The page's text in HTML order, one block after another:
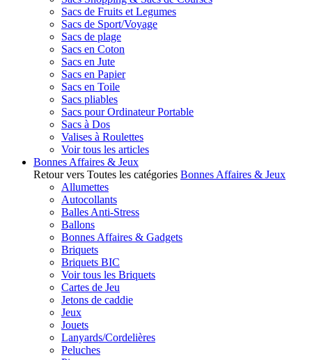
Sacs de Fruits et Legumes
Sacs de Sport/Voyage
Sacs de plage
Sacs en Coton
Sacs en Jute
Sacs en Papier
Sacs en Toile
Sacs pliables
Sacs pour Ordinateur Portable
Sacs à Dos
Valises à Roulettes
Voir tous les articles
Bonnes Affaires & Jeux
Retour vers Toutes les catégories Bonnes Affaires & Jeux
Allumettes
Autocollants
Balles Anti-Stress
Ballons
Bonnes Affaires & Gadgets
Briquets
Briquets BIC
Voir tous les Briquets
Cartes de Jeu
Jetons de caddie
Jeux
Jouets
Lanyards/Cordelières
Peluches